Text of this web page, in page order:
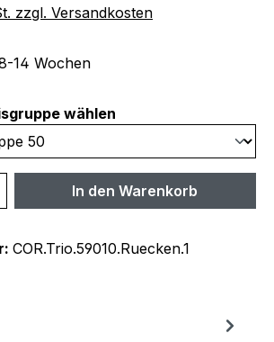
zzgl. Versandkosten
14 Wochen
wählen
Gib den
In den Warenkorb
COR.Trio.59010.Ruecken.1